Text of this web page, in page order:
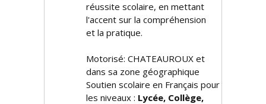
réussite scolaire, en mettant
l'accent sur la compréhension
et la pratique.
Motorisé: CHATEAUROUX et
dans sa zone géographique
Soutien scolaire en Français pour
les niveaux : Lycée, Collège,